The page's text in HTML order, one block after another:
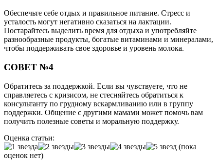
Обеспечьте себе отдых и правильное питание. Стресс и
усталость могут негативно сказаться на лактации.
Постарайтесь выделить время для отдыха и употребляйте
разнообразные продукты, богатые витаминами и минералами,
чтобы поддерживать свое здоровье и уровень молока.
СОВЕТ №4
Обратитесь за поддержкой. Если вы чувствуете, что не
справляетесь с кризисом, не стесняйтесь обратиться к
консультанту по грудному вскармливанию или в группу
поддержки. Общение с другими мамами может помочь вам
получить полезные советы и моральную поддержку.
Оценка статьи:
(пока
оценок нет)